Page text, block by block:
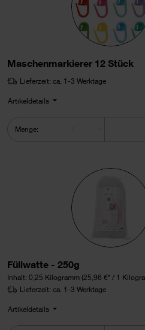
Maschenmarkierer 12 Stück
Lieferzeit: ca. 1-3 Werktage
Artikeldetails
Menge:
Füllwatte - 250g
Inhalt: 0,25 Kilogramm (25,96 €* / 1
Lieferzeit: ca. 1-3 Werktage
Artikeldetails